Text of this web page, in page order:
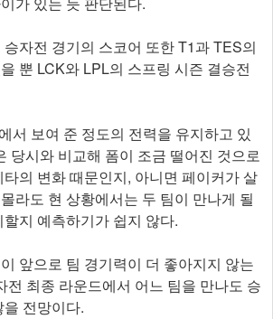
자전 경기의 스코어 또한 T1과 TES의
뿐 LCK와 LPL의 스프링 시즌 결승전
서 보여 준 정도의 전력을 유지하고 있
당시와 비교해 폼이 조금 떨어진 것으로
의 변화 때문인지, 아니면 페이커가 살
라도 현 상황에서는 두 팀이 만나게 될
지 예측하기가 쉽지 않다.
앞으로 팀 경기력이 더 좋아지지 않는
전 최종 라운드에서 어느 팀을 만나도 승
전망이다.